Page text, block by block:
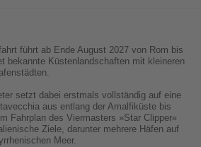
führt ab Ende August 2027 von Rom bis
bekannte Küstenlandschaften mit kleineren
setzt dabei erstmals vollständig auf eine
aus entlang der Amalfiküste bis
Fahrplan des Viermasters »Star Clipper«
Ziele, darunter mehrere Häfen auf
Meer.